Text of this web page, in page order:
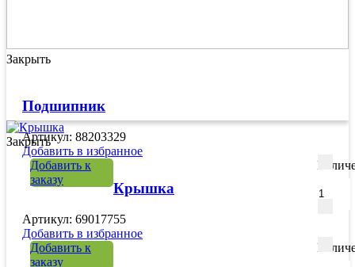
Закрыть
Подшипник
Артикул: 88203329
Добавить в избранное
Добавить к
заказу
Закрыть
Крышка
Артикул: 69017755
Добавить в избранное
Добавить к
заказу